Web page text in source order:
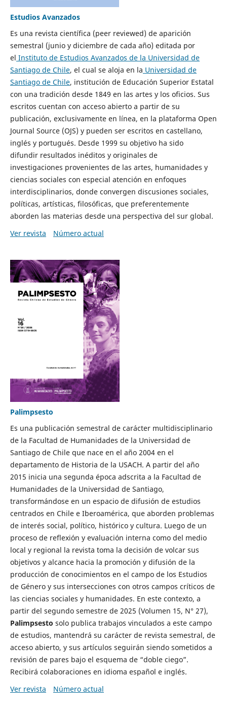
Estudios Avanzados
Es una revista científica (peer reviewed) de aparición
semestral (junio y diciembre de cada año) editada por
el Instituto de Estudios Avanzados de la Universidad de
Santiago de Chile, el cual se aloja en la Universidad de
Santiago de Chile, institución de Educación Superior Estatal
con una tradición desde 1849 en las artes y los oficios. Sus
escritos cuentan con acceso abierto a partir de su
publicación, exclusivamente en línea, en la plataforma Open
Journal Source (OJS) y pueden ser escritos en castellano,
inglés y portugués. Desde 1999 su objetivo ha sido
difundir resultados inéditos y originales de
investigaciones provenientes de las artes, humanidades y
ciencias sociales con especial atención en enfoques
interdisciplinarios, donde convergen discusiones sociales,
políticas, artísticas, filosóficas, que preferentemente
aborden las materias desde una perspectiva del sur global.
Ver revista
Número actual
Palimpsesto
Es una publicación semestral de carácter multidisciplinario
de la Facultad de Humanidades de la Universidad de
Santiago de Chile que nace en el año 2004 en el
departamento de Historia de la USACH. A partir del año
2015 inicia una segunda época adscrita a la Facultad de
Humanidades de la Universidad de Santiago,
transformándose en un espacio de difusión de estudios
centrados en Chile e Iberoamérica, que aborden problemas
de interés social, político, histórico y cultura. Luego de un
proceso de reflexión y evaluación interna como del medio
local y regional la revista toma la decisión de volcar sus
objetivos y alcance hacia la promoción y difusión de la
producción de conocimientos en el campo de los Estudios
de Género y sus intersecciones con otros campos críticos de
las ciencias sociales y humanidades. En este contexto, a
partir del segundo semestre de 2025 (Volumen 15, N° 27),
Palimpsesto solo publica trabajos vinculados a este campo
de estudios, mantendrá su carácter de revista semestral, de
acceso abierto, y sus artículos seguirán siendo sometidos a
revisión de pares bajo el esquema de “doble ciego”.
Recibirá colaboraciones en idioma español e inglés.
Ver revista
Número actual